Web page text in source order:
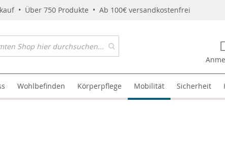
• Über 750 Produkte • Ab 100€ versandkostenfrei
Wohlbefinden Körperpflege Mobilität Sicherheit